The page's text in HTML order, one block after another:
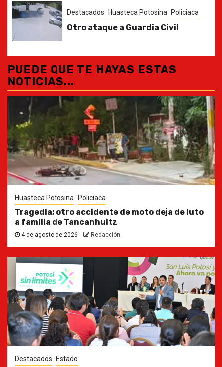
Destacados Huasteca Potosina Policiaca
Otro ataque a Guardia Civil
PUEDE QUE TE HAYAS ESTAS
NOTICIAS...
Huasteca Potosina Policiaca
Tragedia; otro accidente de moto deja de luto
a familia de Tancanhuitz
4 de agosto de 2026 Redacción
Destacados Estado